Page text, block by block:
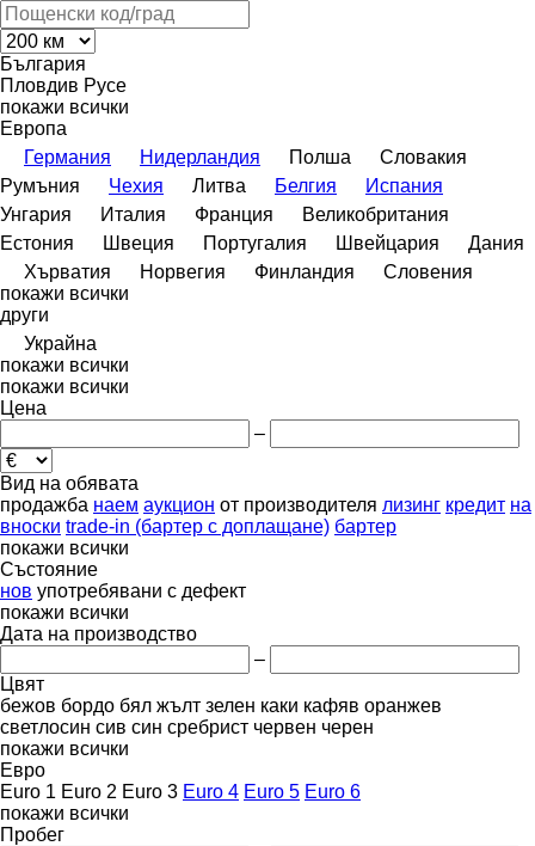
България
Пловдив Русе
покажи всички
Европа
Германия
Нидерландия Полша
Словакия
Румъния
Чехия Литва Белгия
Испания
Унгария
Италия Франция
Великобритания
Естония
Швеция Португалия Швейцария
Дания
Хърватия
Норвегия Финландия
Словения
покажи всички
други
Украйна
покажи всички
покажи всички
Цена
–
Вид на обявата
продажба наем аукцион от производителя лизинг кредит на
вноски trade-in (бартер с доплащане) бартер
покажи всички
Състояние
нов употребявани с дефект
покажи всички
Дата на производство
–
Цвят
бежов бордо бял жълт зелен каки кафяв оранжев
светлосин сив син сребрист червен черен
покажи всички
Евро
Euro 1 Euro 2 Euro 3 Euro 4 Euro 5 Euro 6
покажи всички
Пробег